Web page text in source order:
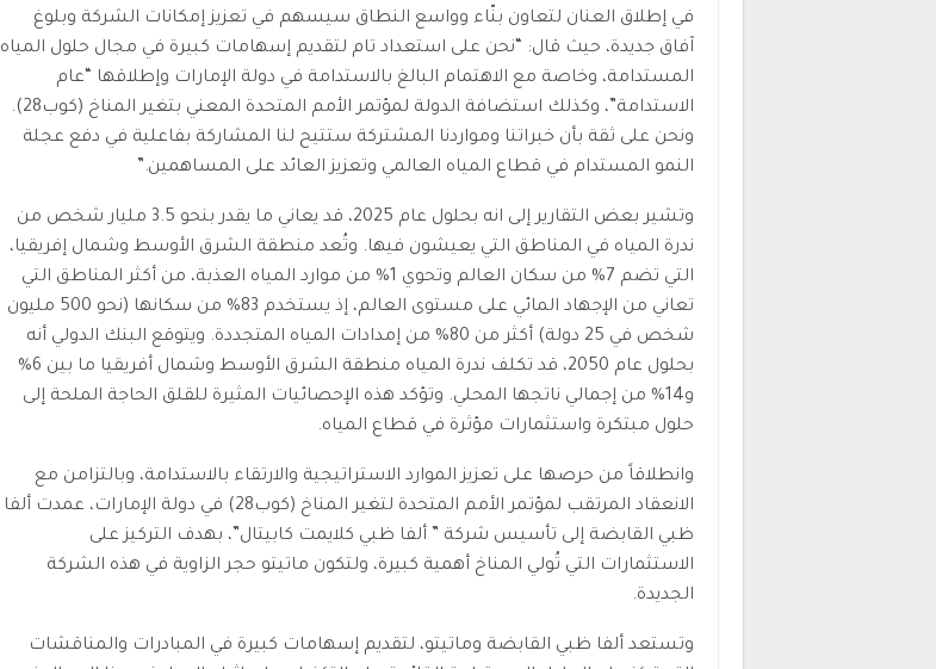
في إطلاق العنان لتعاون بنّاء وواسع النطاق سيسهم في تعزيز إمكانات الشركة وبلوغ
آفاق جديدة، حيث قال: “نحن على استعداد تام لتقديم إسهامات كبيرة في مجال حلول المياه
المستدامة، وخاصة مع الاهتمام البالغ بالاستدامة في دولة الإمارات وإطلاقها “عام
الاستدامة”، وكذلك استضافة الدولة لمؤتمر الأمم المتحدة المعني بتغير المناخ (كوب28).
ونحن على ثقة بأن خبراتنا ومواردنا المشتركة ستتيح لنا المشاركة بفاعلية في دفع عجلة
النمو المستدام في قطاع المياه العالمي وتعزيز العائد على المساهمين.”
وتشير بعض التقارير إلى انه بحلول عام 2025، قد يعاني ما يقدر بنحو 3.5 مليار شخص من
ندرة المياه في المناطق التي يعيشون فيها. وتُعد منطقة الشرق الأوسط وشمال إفريقيا،
التي تضم 7% من سكان العالم وتحوي 1% من موارد المياه العذبة، من أكثر المناطق التي
تعاني من الإجهاد المائي على مستوى العالم، إذ يستخدم 83% من سكانها (نحو 500 مليون
شخص في 25 دولة) أكثر من 80% من إمدادات المياه المتجددة. ويتوقع البنك الدولي أنه
بحلول عام 2050، قد تكلف ندرة المياه منطقة الشرق الأوسط وشمال أفريقيا ما بين 6%
و14% من إجمالي ناتجها المحلي. وتؤكد هذه الإحصائيات المثيرة للقلق الحاجة الملحة إلى
حلول مبتكرة واستثمارات مؤثرة في قطاع المياه.
وانطلاقاً من حرصها على تعزيز الموارد الاستراتيجية والارتقاء بالاستدامة، وبالتزامن مع
الانعقاد المرتقب لمؤتمر الأمم المتحدة لتغير المناخ (كوب28) في دولة الإمارات، عمدت ألفا
ظبي القابضة إلى تأسيس شركة ” ألفا ظبي كلايمت كابيتال”، بهدف التركيز على
الاستثمارات التي تُولي المناخ أهمية كبيرة، ولتكون ماتيتو حجر الزاوية في هذه الشركة
الجديدة.
وتستعد ألفا ظبي القابضة وماتيتو، لتقديم إسهامات كبيرة في المبادرات والمناقشات